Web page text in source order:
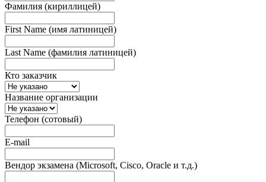
Фамилия (кириллицей)
First Name (имя латиницей)
Last Name (фамилия латиницей)
Кто заказчик
Название организации
Телефон (сотовый)
E-mail
Вендор экзамена (Microsoft, Cisco, Oracle и т.д.)